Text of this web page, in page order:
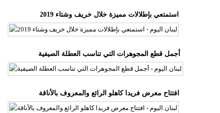
استمتعي بإطلالات مميزة خلال خريف وشتاء 2019
أجمل قطع المجوهرات التي تناسب العطلة الصيفية
افتتاح معرض فريدا كاهلو الرائع والمعروف بالأناقة